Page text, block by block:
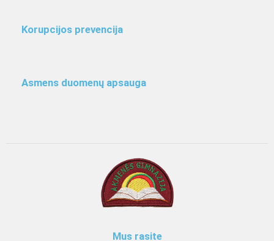
Korupcijos prevencija
Asmens duomenų apsauga
Mus rasite